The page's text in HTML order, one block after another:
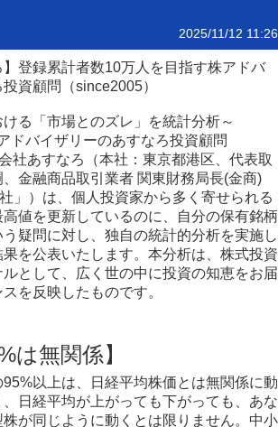
2025/11/12 11:26
】登録累計者数10万人を目指す株アドバ
資顧問（since2005）
る「市場とのズレ」を統計分析～
ドバイザリーのあすなろ投資顧問
社あすなろ（本社：東京都港区、代表取
金融商品取引業者 関東財務局長(金商)
」）は、個人投資家から多く寄せられる
高値を更新しているのに、自分の保有銘柄
疑問に対し、独自の統計的分析を実施し
を公表いたします。本分析は、株式投資
として、広く世の中に投資の知恵をお届
を反映したものです。
は無関係】
以上は、日経平均株価とは無関係に動
日経平均が上がっても下がっても、あな
が同じように動くとは限りません。中小